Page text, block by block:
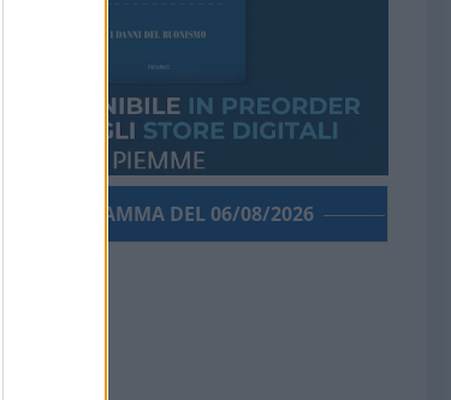
PORROGRAMMA DEL 06/08/2026